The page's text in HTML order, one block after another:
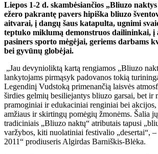
Liepos 1-2 d. skambėsiančios „Bliuzo
ežero pakrantę pavers hipiška bliuzo
aitvarai, į dangų šaus katapulta, ugnimi
teptuko miklumą demonstruos dailininkai, į
pasiners sporto mėgėjai, geriems darbams
bei gyvūnų globėjai.
„Jau devynioliktą kartą rengiamos „Bliuzo
lankytojams pirmąsyk padovanos tokią
Legendinį Vudstoką primenančią laisvės
širdies gelmių besiliejantys bliuzo garsai, bet ir
pramoginiai ir edukaciniai renginiai bei
amžiaus ir skirtingų pomėgių žmonėms. Šalia
tradiciniais „Bliuzo naktų“ atributais tapusi
varžybos, kiti nuolatiniai festivalio „desertai“,
2011“ prodiuseris Algirdas Barniškis-Blėka.